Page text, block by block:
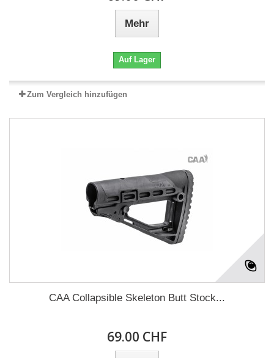
Mehr
Auf Lager
Zum Vergleich hinzufügen
CAA Collapsible Skeleton Butt Stock...
69.00 CHF